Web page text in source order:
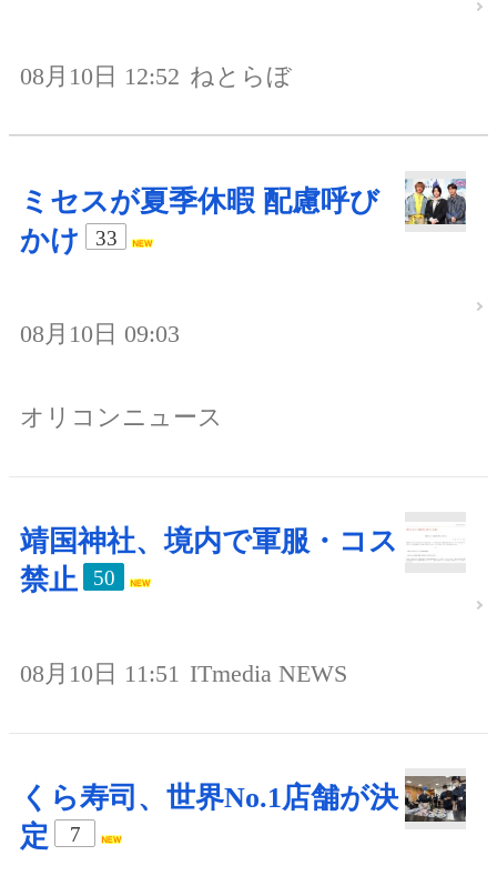
08月10日 12:52 ねとらぼ
ミセスが夏季休暇 配慮呼び
かけ
33
08月10日 09:03
オリコンニュース
靖国神社、境内で軍服・コス
禁止
50
08月10日 11:51 ITmedia NEWS
くら寿司、世界No.1店舗が決
定
7